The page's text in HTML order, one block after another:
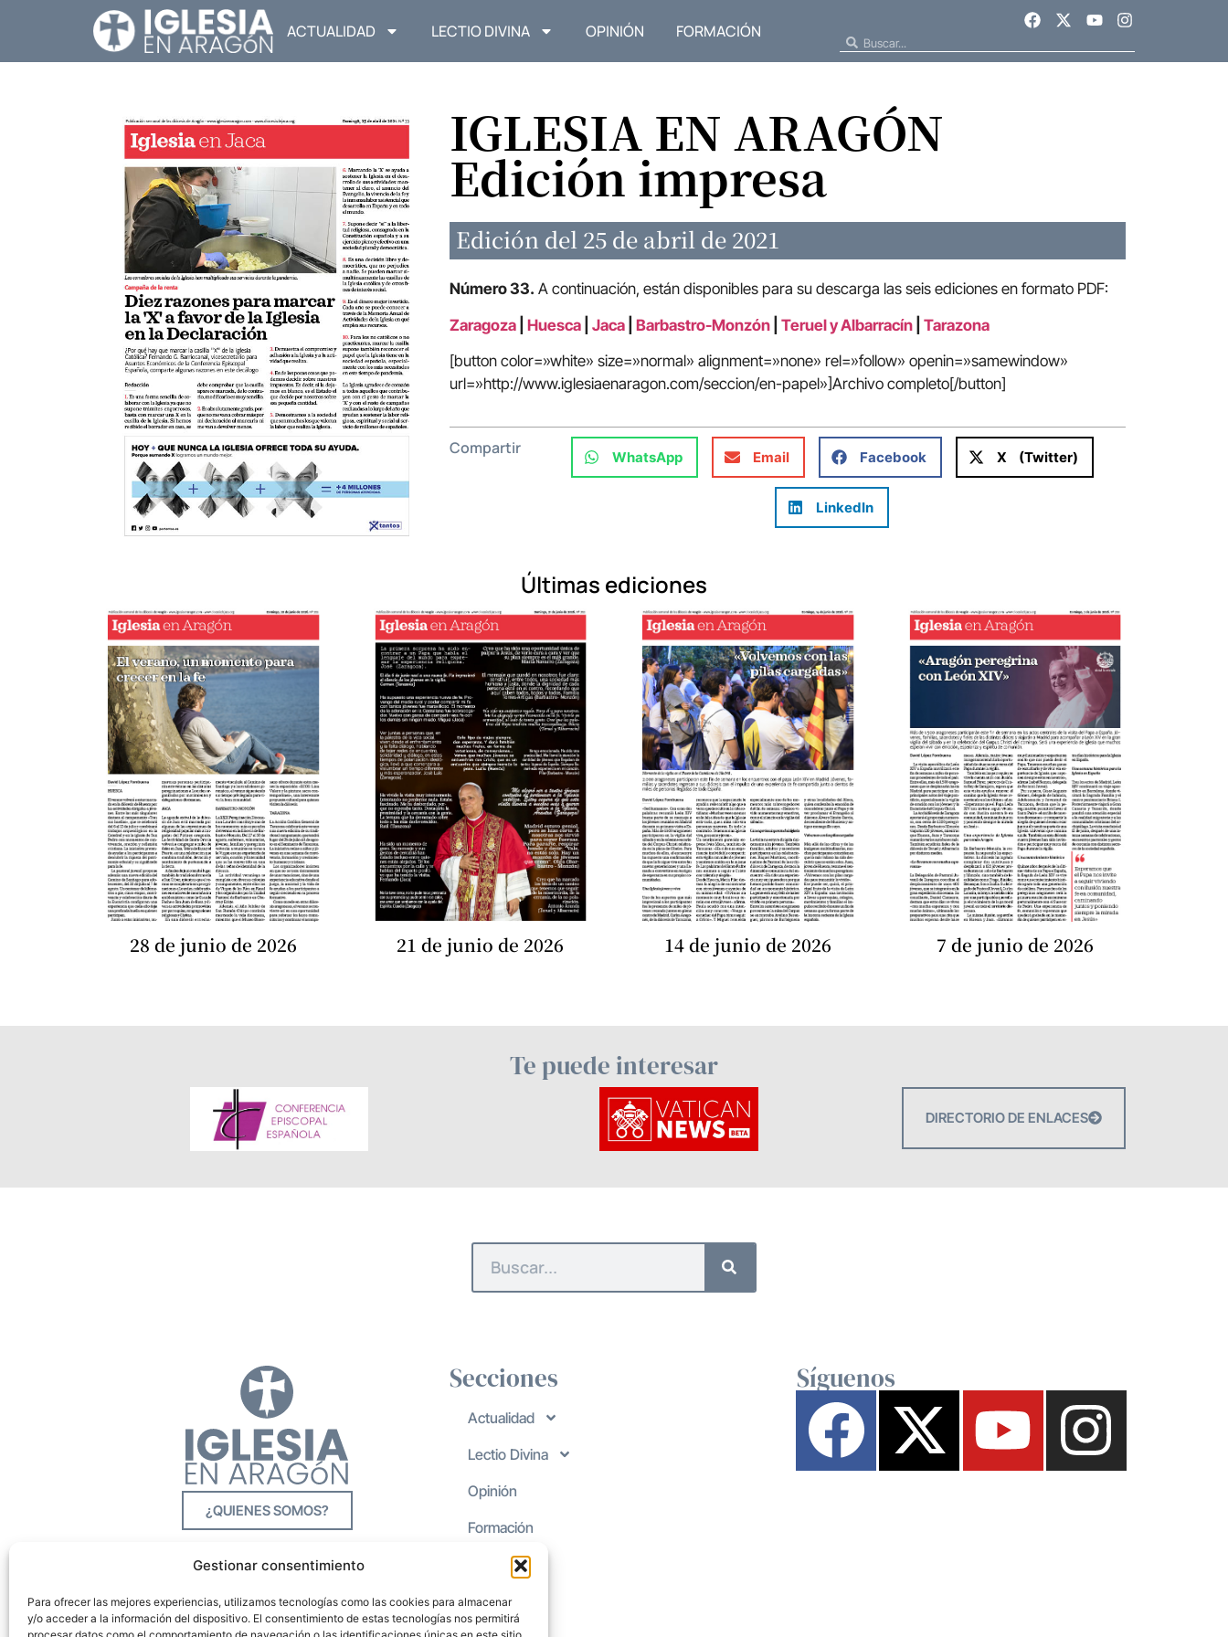
Gestionar consentimiento
Para ofrecer las mejores experiencias, utilizamos tecnologías como las cookies para almacenar
y/o acceder a la información del dispositivo. El consentimiento de estas tecnologías nos permitirá
ACTUALIDAD LECTIO DIVINA OPINIÓN FORMACIÓN
IGLESIA EN ARAGÓN
Edición impresa
Edición del 25 de abril de 2021
Número 33. A continuación, están disponibles para su descarga las seis ediciones en formato PDF:
Zaragoza| Huesca| Jaca| Barbastro-Monzón Teruel y Albarracín Tarazona
[button color=»white» size=»normal» alignment=»none» rel=»follow» openin=»samewindow»
url=»http://www.iglesiaenaragon.com/seccion/en-papel»]Archivo completo[/button]
Compartir WhatsApp Email Facebook X (Twitter)
LinkedIn
Últimas ediciones
28 de junio de 2026 21 de junio de 2026 14 de junio de 2026 7 de junio de 2026
Te puede interesar
DIRECTORIO DE ENLACES
¿QUIENES SOMOS?
Secciones
Actualidad
Lectio Divina
Opinión
Formación
Síguenos